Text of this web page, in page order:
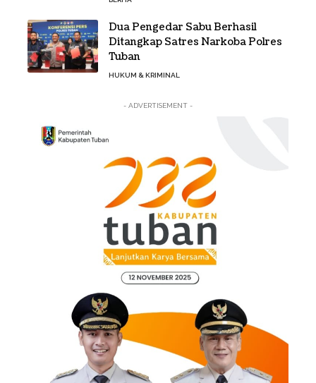
Dua Pengedar Sabu Berhasil
Ditangkap Satres Narkoba Polres
Tuban
HUKUM & KRIMINAL
- ADVERTISEMENT -